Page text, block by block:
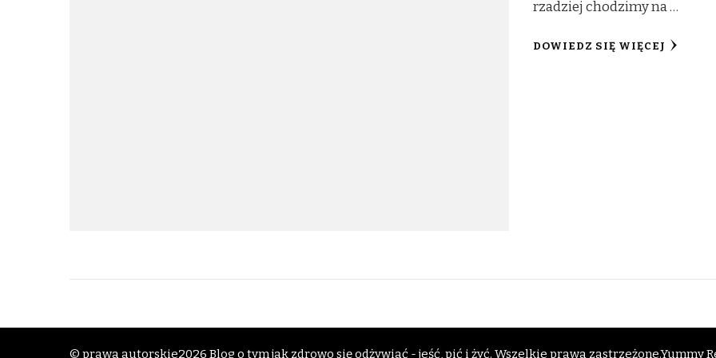
rzadziej chodzimy na …
DOWIEDZ SIĘ WIĘCEJ
© prawa autorskie2026 Blog o tym jak zdrowo się odżywiać - jeść, pić i żyć. Wszelkie prawa zastrzeżone.Yummy